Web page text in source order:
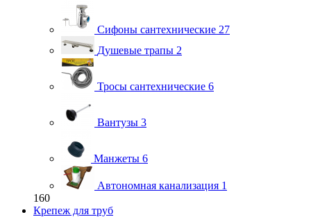
Сифоны сантехнические 27
Душевые трапы 2
Тросы сантехнические 6
Вантузы 3
Манжеты 6
Автономная канализация 1
160
Крепеж для труб